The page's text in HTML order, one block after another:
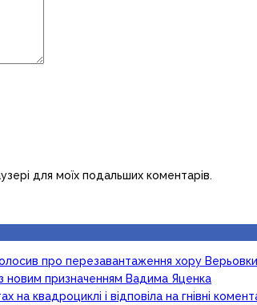
для моїх подальших коментарів.
про перезавантаження хору Верьовки
з новим призначенням Вадима Яценка
на квадроциклі і відповіла на гнівні